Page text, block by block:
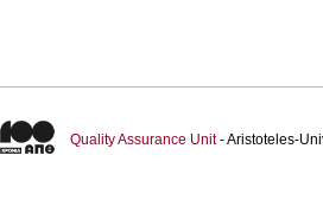
Quality Assurance Unit- Aristoteles-